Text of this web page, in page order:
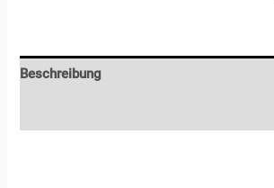
Beschreibung